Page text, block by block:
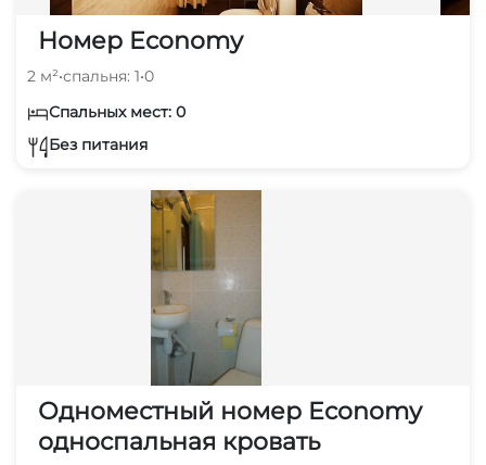
Номер Economy
2 м²•спальня: 1•0
Спальных мест: 0
Без питания
Одноместный номер Economy
односпальная кровать